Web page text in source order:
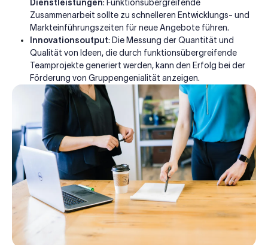
Dienstleistungen: Funktionsübergreifende
Zusammenarbeit sollte zu schnelleren Entwicklungs- und
Markteinführungszeiten für neue Angebote führen.
Innovationsoutput: Die Messung der Quantität und
Qualität von Ideen, die durch funktionsübergreifende
Teamprojekte generiert werden, kann den Erfolg bei der
Förderung von Gruppengenialität anzeigen.